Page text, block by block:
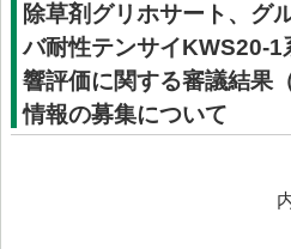
> 以前設置していた主なワーキ
委託研究・調査事業
委託研究・調査事業等
除草剤グリホサート、グ
バ耐性テンサイKWS20-1
響評価に関する審議結果
情報の募集について